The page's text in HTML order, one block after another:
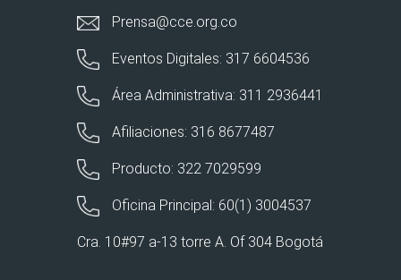
Prensa@cce.org.co
Eventos Digitales: 317 6604536
Área Administrativa: 311 2936441
Afiliaciones: 316 8677487
Producto: 322 7029599
Oficina Principal: 60(1) 3004537
Cra. 10#97 a-13 torre A. Of 304 Bogotá